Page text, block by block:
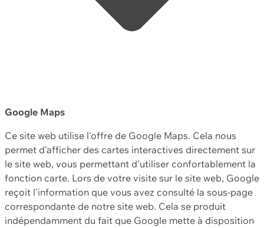
Google Maps
Ce site web utilise l'offre de Google Maps. Cela nous
permet d'afficher des cartes interactives directement sur
le site web, vous permettant d'utiliser confortablement la
fonction carte. Lors de votre visite sur le site web, Google
reçoit l'information que vous avez consulté la sous-page
correspondante de notre site web. Cela se produit
indépendamment du fait que Google mette à disposition